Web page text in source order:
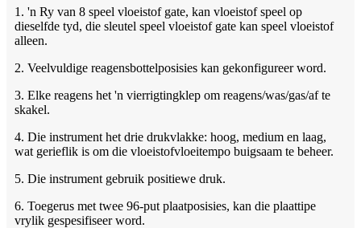
1. 'n Ry van 8 speel vloeistof gate, kan vloeistof speel op
dieselfde tyd, die sleutel speel vloeistof gate kan speel vloeistof
alleen.
2. Veelvuldige reagensbottelposisies kan gekonfigureer word.
3. Elke reagens het 'n vierrigtingklep om reagens/was/gas/af te
skakel.
4. Die instrument het drie drukvlakke: hoog, medium en laag,
wat gerieflik is om die vloeistofvloeitempo buigsaam te beheer.
5. Die instrument gebruik positiewe druk.
6. Toegerus met twee 96-put plaatposisies, kan die plaattipe
vrylik gespesifiseer word.